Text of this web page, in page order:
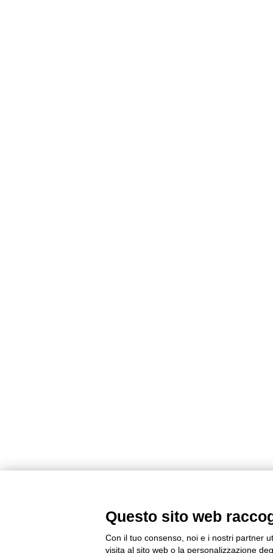
Questo sito web
Con il tuo consenso, noi e i nostri partner
visita al sito web o la personalizzazione